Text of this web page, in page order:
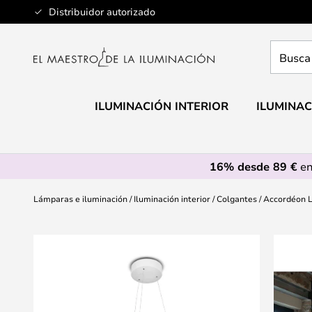
Distribuidor autorizado
Ir
al
aquí
ILUMINACIÓN INTERIOR
16% desde 89 €
Lámparas e iluminación Iluminación interior Colgantes Accordéon